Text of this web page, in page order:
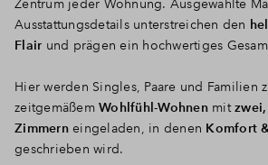
Zentrum jeder Wohnung. Ausgewählte
Ausstattungsdetails unterstreichen den
Flair und prägen ein hochwertiges
Hier werden Singles, Paare und Familien
zeitgemäßem Wohlfühl-Wohnenmit
Zimmerneingeladen, in denen Komfort
geschrieben wird.